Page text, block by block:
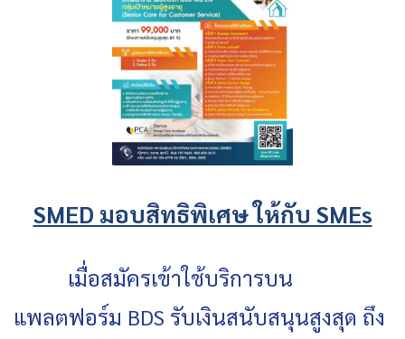
SMED มอบสิทธิพิเศษ ให้กับ SMEs
เมื่อสมัครเข้าใช้บริการบน
แพลตฟอร์ม BDS รับเงินสนับสนุนสูงสุด ถึง